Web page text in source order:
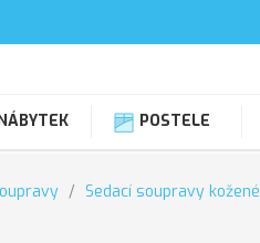
POSTELE
Sedací soupravy kožené